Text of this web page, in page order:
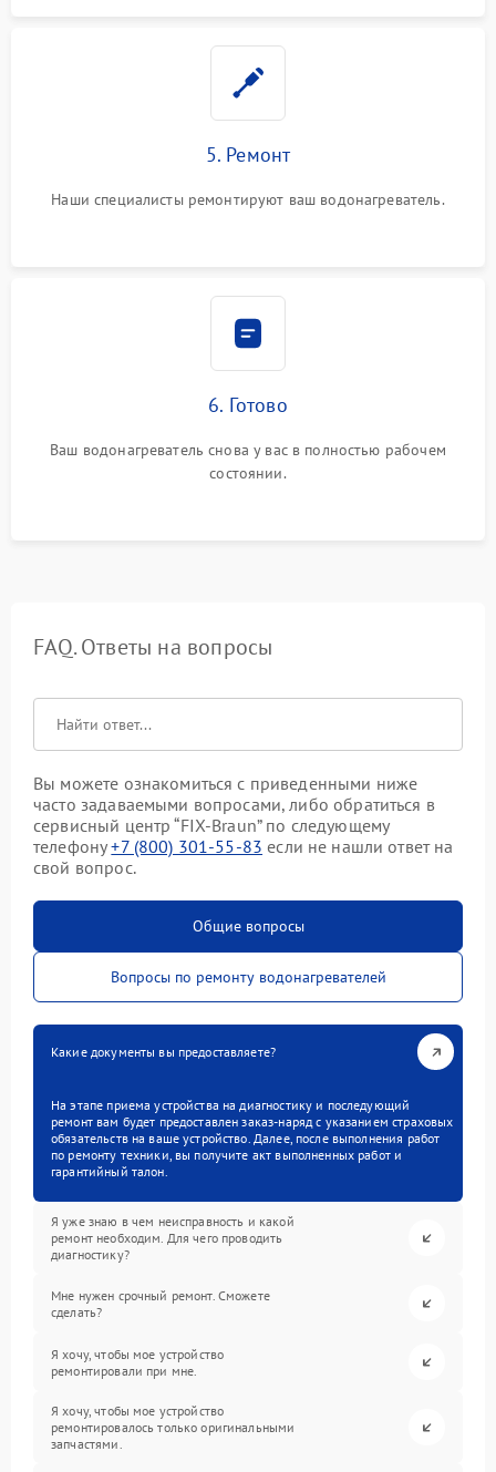
5. Ремонт
Наши специалисты ремонтируют ваш водонагреватель.
6. Готово
Ваш водонагреватель снова у вас в полностью рабочем
состоянии.
FAQ. Ответы на вопросы
Вы можете ознакомиться с приведенными ниже
часто задаваемыми вопросами, либо обратиться в
сервисный центр “FIX-Braun” по следующему
телефону+7 (800) 301-55-83 если не нашли ответ на
свой вопрос.
Общие вопросы
Вопросы по ремонту водонагревателей
Какие документы вы предоставляете?
На этапе приема устройства на диагностику и последующий
ремонт вам будет предоставлен заказ-наряд с указанием страховых
обязательств на ваше устройство. Далее, после выполнения работ
по ремонту техники, вы получите акт выполненных работ и
гарантийный талон.
Я уже знаю в чем неисправность и какой
ремонт необходим. Для чего проводить
диагностику?
Мне нужен срочный ремонт. Сможете
сделать?
Я хочу, чтобы мое устройство
ремонтировали при мне.
Я хочу, чтобы мое устройство
ремонтировалось только оригинальными
запчастями.